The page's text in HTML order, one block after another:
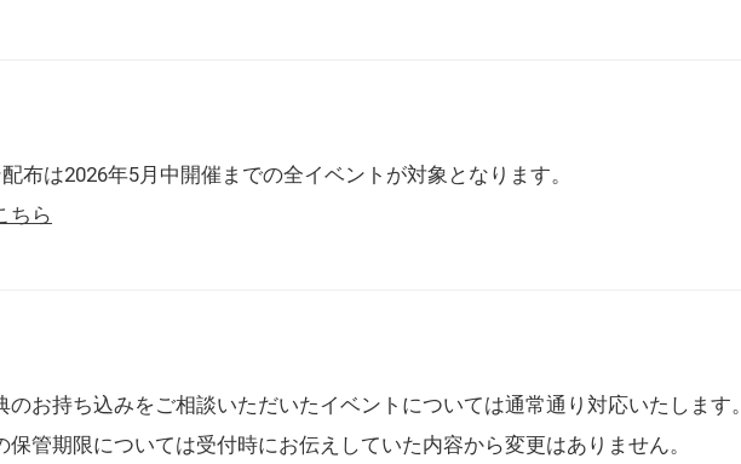
布は2026年5月中開催までの全イベントが対象となります。
ちら
お持ち込みをご相談いただいたイベントについては通常通り対応いたします。
管期限については受付時にお伝えしていた内容から変更はありません。